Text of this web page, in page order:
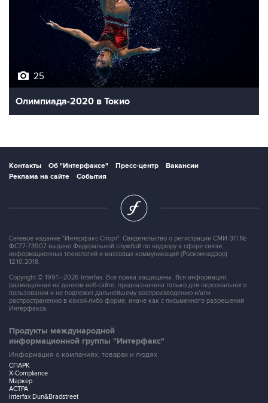
25
Олимпиада-2020 в Токио
Контакты Об "Интерфаксе" Пресс-центр
Вакансии
Реклама на сайте
События
Сетевое издание "Интерфакс-Спорт". Свидетельство о регистрации СМИ ЭЛ №
ФС77-73907 выдано Федеральной службой по надзору в сфере связи,
информационных технологий и массовых коммуникаций (Роскомнадзор)
12.10.2018.
Copyright © 1991—2026 Interfax. Все права защищены. Вся информация,
размещенная на данном веб-сайте, предназначена только для персонального
пользования и не подлежит дальнейшему воспроизведению и/или
распространению в какой-либо форме, иначе как с письменного разрешения
Интерфакса.
Продукты международной
информационной группы "Интерфакс"
Информация о компаниях, товарах и людях
СПАРК
X-Compliance
Маркер
АСТРА
Interfax Dun&Bradstreet